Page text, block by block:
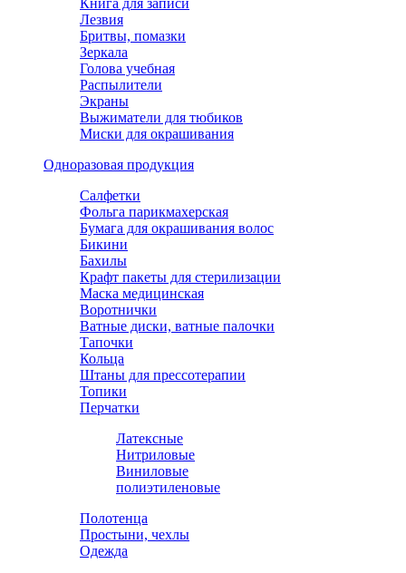
Книга для записи
Лезвия
Бритвы, помазки
Зеркала
Голова учебная
Распылители
Экраны
Выжиматели для тюбиков
Миски для окрашивания
Одноразовая продукция
Салфетки
Фольга парикмахерская
Бумага для окрашивания волос
Бикини
Бахилы
Крафт пакеты для стерилизации
Маска медицинская
Воротнички
Ватные диски, ватные палочки
Тапочки
Кольца
Штаны для прессотерапии
Топики
Перчатки
Латексные
Нитриловые
Виниловые
полиэтиленовые
Полотенца
Простыни, чехлы
Одежда